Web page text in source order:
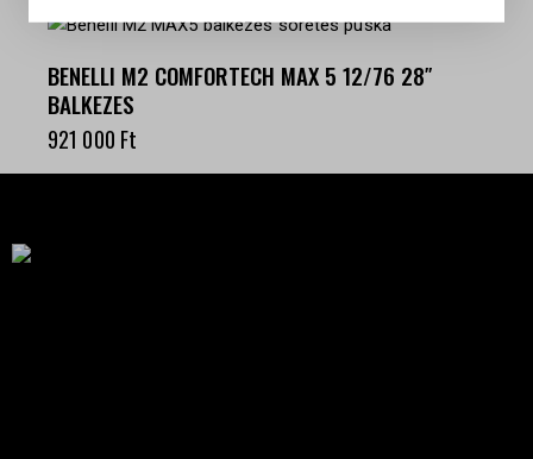
BENELLI M2 COMFORTECH MAX 5 12/76 28″
BALKEZES
921 000 Ft